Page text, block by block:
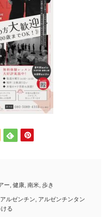
ー, 健康, 南米, 歩き
アルゼンチン, アルゼンチンタン
る